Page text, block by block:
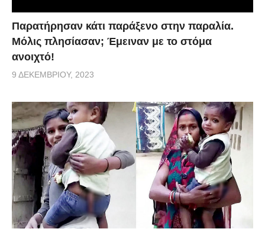
Παρατήρησαν κάτι παράξενο στην παραλία.
Μόλις πλησίασαν; Έμειναν με το στόμα
ανοιχτό!
9 ΔΕΚΕΜΒΡΊΟΥ, 2023